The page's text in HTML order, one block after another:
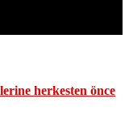
herkesten önce